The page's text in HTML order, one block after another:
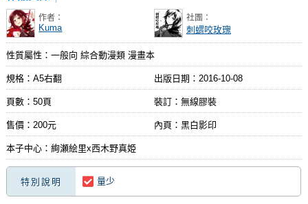
作者：
Kuma
社團：
刺蝟咬玫瑰
性質屬性：一般向 綜合動漫類 漫畫本
規格：A5右翻 出版日期： 2016-10-08
頁數：50頁 裝訂：無線膠裝
售價：200元 內頁：黑白影印
本子中心：絢瀬絵里x西木野真姫
特別說明 量少